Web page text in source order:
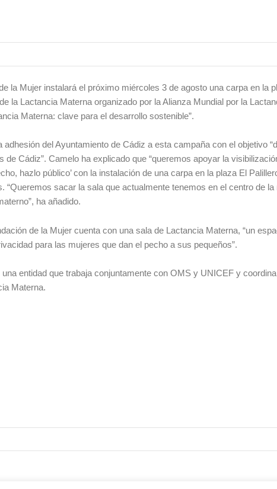
la Mujer instalará el próximo miércoles 3 de agosto una carpa en la
la Lactancia Materna organizado por la Alianza Mundial por la
Materna: clave para el desarrollo sostenible”.
del Ayuntamiento de Cádiz a esta campaña con el objetivo
Cádiz”. Camelo ha explicado que “queremos apoyar la
hazlo público’ con la instalación de una carpa en la plaza El
“Queremos sacar la sala que actualmente tenemos en el centro de
ha añadido.
de la Mujer cuenta con una sala de Lactancia Materna, “un
para las mujeres que dan el pecho a sus pequeños”.
entidad que trabaja conjuntamente con OMS y UNICEF y
Materna.